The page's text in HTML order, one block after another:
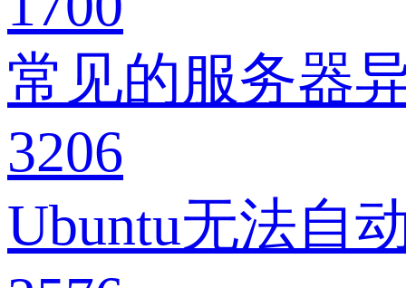
常见的服务器
3206
Ubuntu无法自